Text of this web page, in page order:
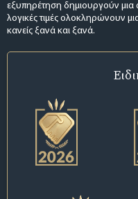
εξυπηρέτηση δημιουργούν μια
λογικές τιμές ολοκληρώνουν
κανείς ξανά και ξανά.